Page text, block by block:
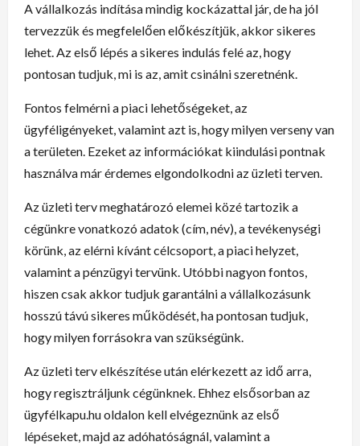
A vállalkozás indítása mindig kockázattal jár, de ha jól
tervezzük és megfelelően előkészítjük, akkor sikeres
lehet. Az első lépés a sikeres indulás felé az, hogy
pontosan tudjuk, mi is az, amit csinálni szeretnénk.
Fontos felmérni a piaci lehetőségeket, az
ügyféligényeket, valamint azt is, hogy milyen verseny van
a területen. Ezeket az információkat kiindulási pontnak
használva már érdemes elgondolkodni az üzleti terven.
Az üzleti terv meghatározó elemei közé tartozik a
cégünkre vonatkozó adatok (cím, név), a tevékenységi
körünk, az elérni kívánt célcsoport, a piaci helyzet,
valamint a pénzügyi tervünk. Utóbbi nagyon fontos,
hiszen csak akkor tudjuk garantálni a vállalkozásunk
hosszú távú sikeres működését, ha pontosan tudjuk,
hogy milyen forrásokra van szükségünk.
Az üzleti terv elkészítése után elérkezett az idő arra,
hogy regisztráljunk cégünknek. Ehhez elsősorban az
ügyfélkapu.hu oldalon kell elvégeznünk az első
lépéseket, majd az adóhatóságnál, valamint a